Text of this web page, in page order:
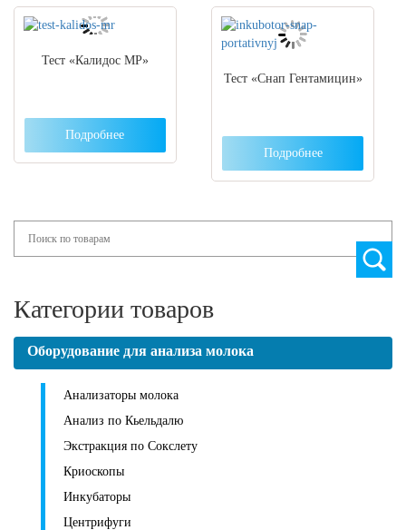
Тест «Калидос МР»
Подробнее
Тест «Снап Гентамицин»
Подробнее
Категории товаров
Оборудование для анализа молока
Анализаторы молока
Анализ по Кьельдалю
Экстракция по Сокслету
Криоскопы
Инкубаторы
Центрифуги